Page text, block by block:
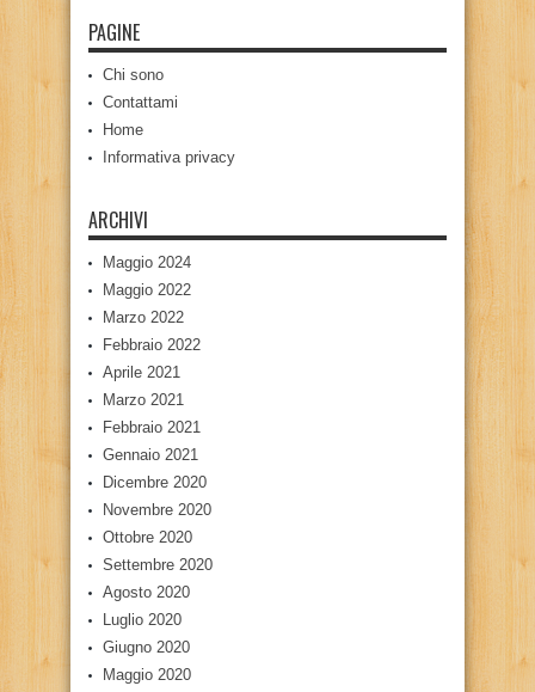
PAGINE
Chi sono
Contattami
Home
Informativa privacy
ARCHIVI
Maggio 2024
Maggio 2022
Marzo 2022
Febbraio 2022
Aprile 2021
Marzo 2021
Febbraio 2021
Gennaio 2021
Dicembre 2020
Novembre 2020
Ottobre 2020
Settembre 2020
Agosto 2020
Luglio 2020
Giugno 2020
Maggio 2020